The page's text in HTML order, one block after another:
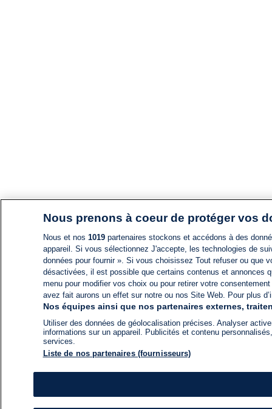
Nous prenons à coeur de protéger vos
Nous et nos 1019partenaires stockons et accédons à des
appareil. Si vous sélectionnez J'accepte, les technologies de
données pour fournir ». Si vous choisissez Tout refuser ou
désactivées, il est possible que certains contenus et annonces
menu pour modifier vos choix ou pour retirer votre
avez fait aurons un effet sur notre ou nos Site Web. Pour plus
Nos équipes ainsi que nos partenaires externes,
Utiliser des données de géolocalisation précises. Analyser
informations sur un appareil. Publicités et contenu
services.
Liste de nos partenaires (fournisseurs)